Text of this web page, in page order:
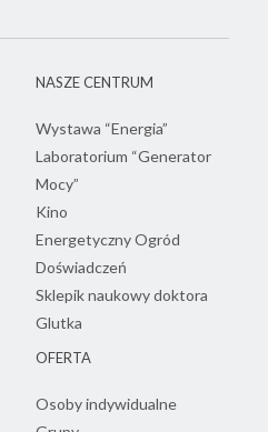
NASZE CENTRUM
Wystawa “Energia”
Laboratorium “Generator
Mocy”
Kino
Energetyczny Ogród
Doświadczeń
Sklepik naukowy doktora
Glutka
OFERTA
Osoby indywidualne